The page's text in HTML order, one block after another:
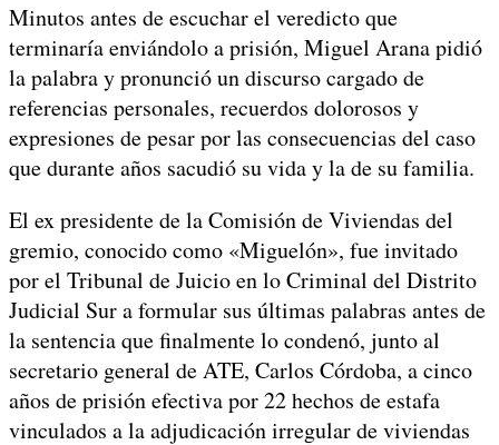
Minutos antes de escuchar el veredicto que
terminaría enviándolo a prisión, Miguel Arana pidió
la palabra y pronunció un discurso cargado de
referencias personales, recuerdos dolorosos y
expresiones de pesar por las consecuencias del caso
que durante años sacudió su vida y la de su familia.
El ex presidente de la Comisión de Viviendas del
gremio, conocido como «Miguelón», fue invitado
por el Tribunal de Juicio en lo Criminal del Distrito
Judicial Sur a formular sus últimas palabras antes de
la sentencia que finalmente lo condenó, junto al
secretario general de ATE, Carlos Córdoba, a cinco
años de prisión efectiva por 22 hechos de estafa
vinculados a la adjudicación irregular de viviendas